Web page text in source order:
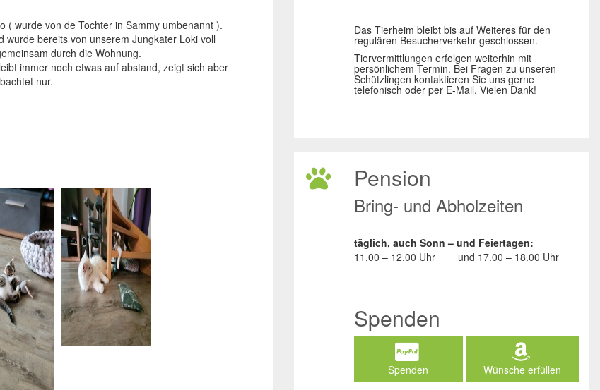
( wurde von de Tochter in Sammy umbenannt ).
wurde bereits von unserem Jungkater Loki voll
durch die Wohnung.
immer noch etwas auf abstand, zeigt sich aber
nur.
Das Tierheim bleibt bis auf Weiteres für den
regulären Besucherverkehr geschlossen.
Tiervermittlungen erfolgen weiterhin mit
persönlichem Termin. Bei Fragen zu unseren
Schützlingen kontaktieren Sie uns gerne
telefonisch oder per E-Mail. Vielen Dank!
Pension
Bring- und Abholzeiten
täglich, auch Sonn – und Feiertagen:
11.00 – 12.00 Uhr
und 17.00 – 18.00 Uhr
Spenden
Spenden Wünsche erfüllen